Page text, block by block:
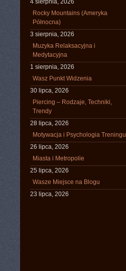
4 sierpnia, 2026
Rocky Mountains (Ameryka
Północna)
3 sierpnia, 2026
Muzyka Relaksacyjna i
Medytacyjna
1 sierpnia, 2026
Wasz Punkt Widzenia
30 lipca, 2026
Piercing – Rodzaje, Techniki,
Trendy
28 lipca, 2026
Motywacja i Psychologia Treningu
26 lipca, 2026
Miasta i Metropolie
25 lipca, 2026
Wasze Miejsce na Blogu
23 lipca, 2026